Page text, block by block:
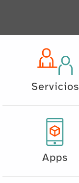
Servicios
Apps